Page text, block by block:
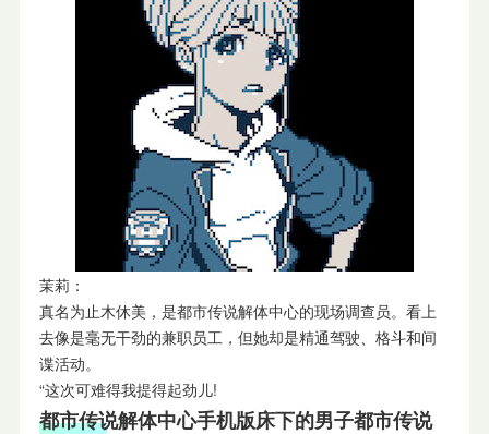
茉莉：
真名为止木休美，是都市传说解体中心的现场调查员。看上
去像是毫无干劲的兼职员工，但她却是精通驾驶、格斗和间
谍活动。
“这次可难得我提得起劲儿!
都市传说解体中心手机版床下的男子都市传说